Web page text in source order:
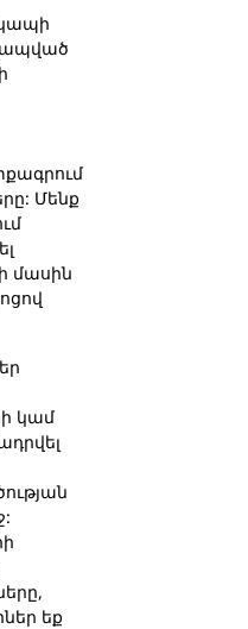
Մենք
մասին
կամ
եք